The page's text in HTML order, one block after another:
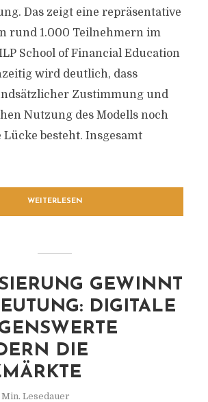
Das zeigt eine repräsentative
rund 1.000 Teilnehmern im
School of Financial Education
wird deutlich, dass
Zustimmung und
Nutzung des Modells noch
Lücke besteht. Insgesamt
WEITERLESEN
GEWINNT
DIGITALE
DIE
Min. Lesedauer